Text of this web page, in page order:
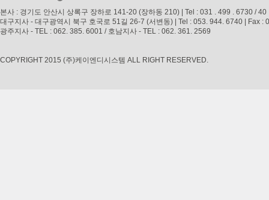
본사 : 경기도 안산시 상록구 장하로 141-20 (장하동 210) | Tel : 031 . 499 . 6730 /
대구지사 - 대구광역시 북구 호국로 51길 26-7 (서변동) | Tel : 053. 944. 6740 | Fax
광주지사 - TEL : 062. 385. 6001 / 호남지사 - TEL : 062. 361. 2569
COPYRIGHT 2015 (주)케이엔디시스템 ALL RIGHT RESERVED.